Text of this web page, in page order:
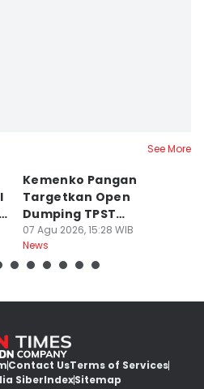
See More
Kemenko Pangan
Targetkan Open
Dumping TPST
Bantargebang Berakhir
2027
07 Agu 2026, 15:28 WIB
News
Contact UsTerms of Services
SiberIndexSitemap